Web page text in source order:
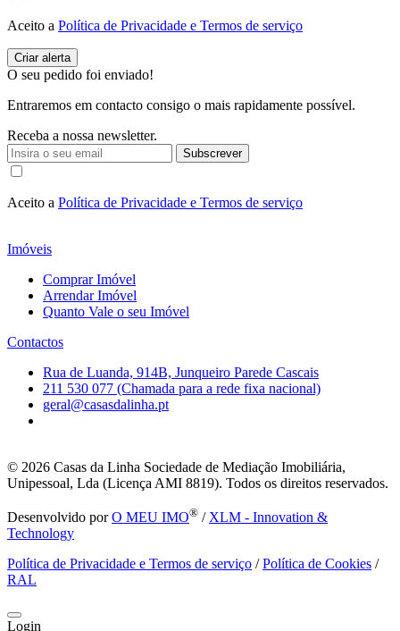
Aceito a Política de Privacidade e Termos de serviço
O seu pedido foi enviado!
Entraremos em contacto consigo o mais rapidamente possível.
Receba a nossa newsletter.
Subscrever
Aceito a Política de Privacidade e Termos de serviço
Imóveis
Comprar Imóvel
Arrendar Imóvel
Quanto Vale o seu Imóvel
Contactos
Rua de Luanda, 914B, Junqueiro Parede Cascais
211 530 077 (Chamada para a rede fixa nacional)
geral@casasdalinha.pt
© 2026 Casas da Linha Sociedade de Mediação Imobiliária,
Unipessoal, Lda (Licença AMI 8819). Todos os direitos reservados.
Desenvolvido porO MEU IMO® / XLM - Innovation &
Technology
Política de Privacidade e Termos de serviço /Política de Cookies /
RAL
Login